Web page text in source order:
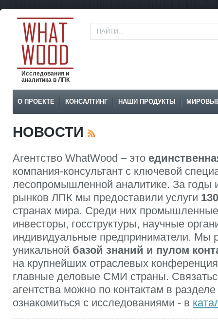
Исследования и
аналитика в ЛПК
О ПРОЕКТЕ КОНСАЛТИНГ НАШИ ПРОДУКТЫ
НОВОСТИ
Агентство WhatWood – это
компания-консультант с ключевой
лесопромышленной аналитике. За годы
рынков ЛПК мы предоставили услуги 130
странах мира. Среди них
инвесторы, госструктуры, научные
индивидуальные предприниматели. Мы
уникальной базой знаний и пулом
на крупнейших отраслевых
главные деловые СМИ страны.
агентства можно по контактам в разделе
ознакомиться с исследованиями - в